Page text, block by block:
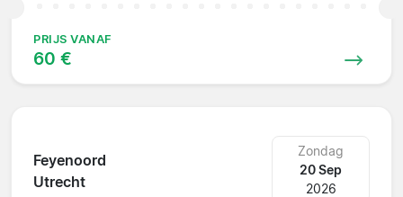
PRIJS VANAF
60 €
Feyenoord
Utrecht
Zondag
20 Sep
2026